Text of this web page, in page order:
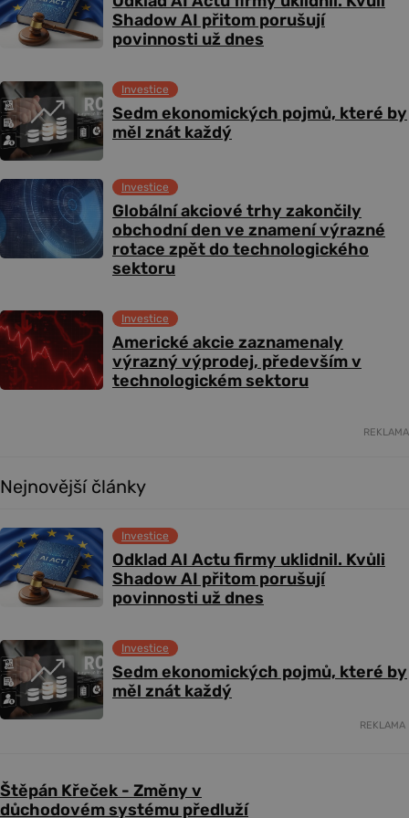
Shadow AI přitom porušují
povinnosti už dnes
Sedm ekonomických pojmů, které by
měl znát každý
Investice
Globální akciové trhy zakončily
obchodní den ve znamení výrazné
rotace zpět do technologického
sektoru
Investice
Americké akcie zaznamenaly
výrazný výprodej, především v
technologickém sektoru
Investice
REKLAMA
Nejnovější články
Odklad AI Actu firmy uklidnil. Kvůli
Shadow AI přitom porušují
povinnosti už dnes
Investice
Sedm ekonomických pojmů, které by
měl znát každý
Investice
REKLAMA
Štěpán Křeček - Změny v
důchodovém systému předluží